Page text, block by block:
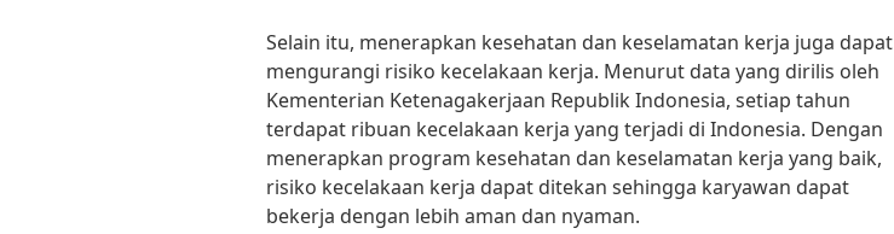
Selain itu, menerapkan kesehatan dan keselamatan kerja juga dapat
mengurangi risiko kecelakaan kerja. Menurut data yang dirilis oleh
Kementerian Ketenagakerjaan Republik Indonesia, setiap tahun
terdapat ribuan kecelakaan kerja yang terjadi di Indonesia. Dengan
menerapkan program kesehatan dan keselamatan kerja yang baik,
risiko kecelakaan kerja dapat ditekan sehingga karyawan dapat
bekerja dengan lebih aman dan nyaman.